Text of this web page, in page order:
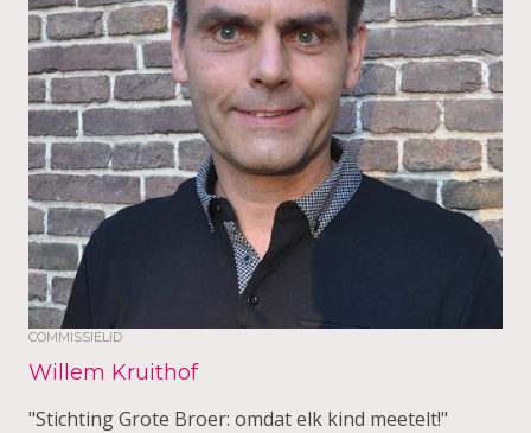
COMMISSIELID
Willem Kruithof
"Stichting Grote Broer: omdat elk kind meetelt!"